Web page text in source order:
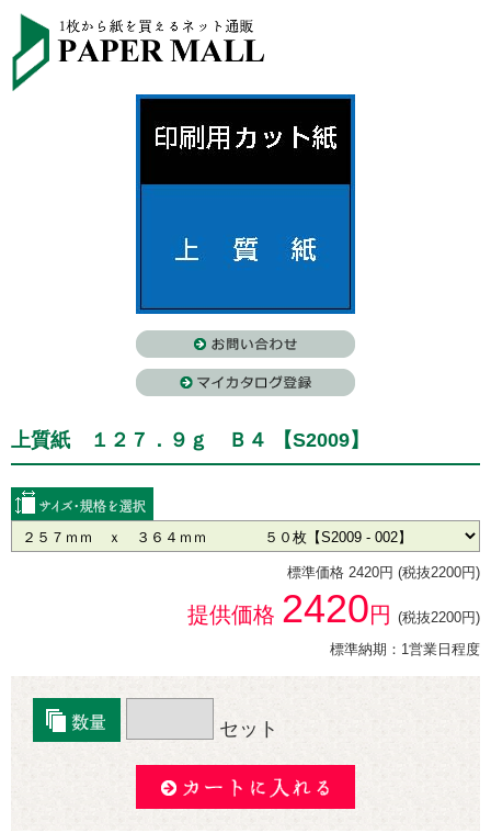
上質紙 １２７．９ｇ Ｂ４ 【S2009】
標準価格 2420円 (税抜2200円)
提供価格 2420円 (税抜2200円)
標準納期：1営業日程度
セット